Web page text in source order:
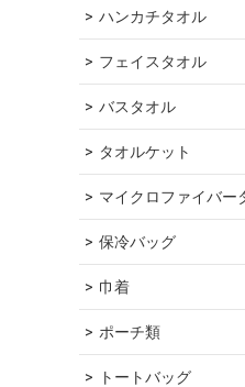
ハンカチタオル
フェイスタオル
バスタオル
タオルケット
マイクロファイバー
保冷バッグ
巾着
ポーチ類
トートバッグ